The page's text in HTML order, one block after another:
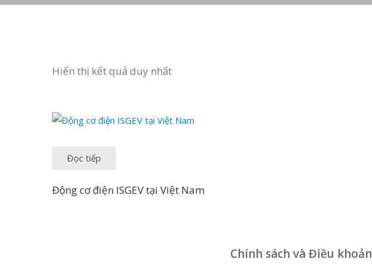
Hiển thị kết quả duy nhất
Đọc tiếp
Động cơ điện ISGEV tại Việt Nam
Chính sách và Điều khoản